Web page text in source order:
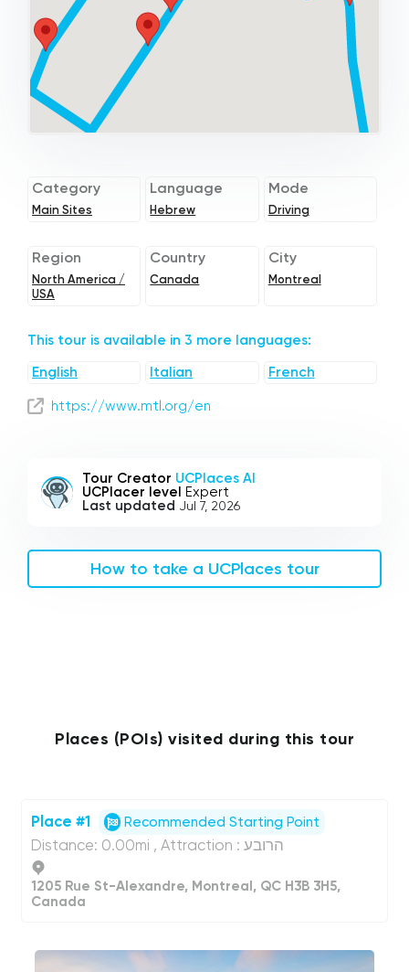
Category
Main Sites
Language
Hebrew
Mode
Driving
Region
North America /
USA
Country
Canada
City
Montreal
This tour is available in 3 more languages:
English
Italian French
https://www.mtl.org/en
Tour Creator UCPlaces AI
UCPlacer level Expert
Last updated Jul 7, 2026
How to take a UCPlaces tour
Places (POIs) visited during this tour
Place #1 Recommended Starting Point
Distance: 0.00mi , Attraction : הרובע
1205 Rue St-Alexandre, Montreal, QC H3B 3H5,
Canada